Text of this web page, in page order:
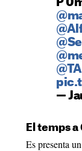
P
—
El temps
Es presenta un